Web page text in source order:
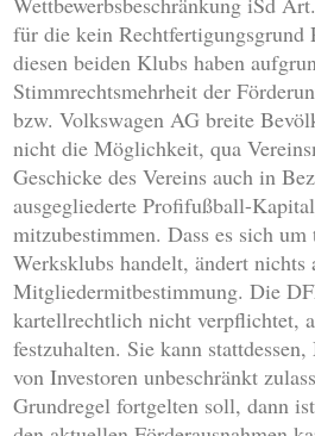
für die kein Rechtfertigungsgrund
diesen beiden Klubs haben
Stimmrechtsmehrheit der
bzw. Volkswagen AG breite
nicht die Möglichkeit, qua
Geschicke des Vereins auch in
ausgegliederte Profifußball-
mitzubestimmen. Dass es sich
Werksklubs handelt, ändert nichts
Mitgliedermitbestimmung. Die
kartellrechtlich nicht verpflichtet,
festzuhalten. Sie kann
von Investoren unbeschränkt
Grundregel fortgelten soll, dann